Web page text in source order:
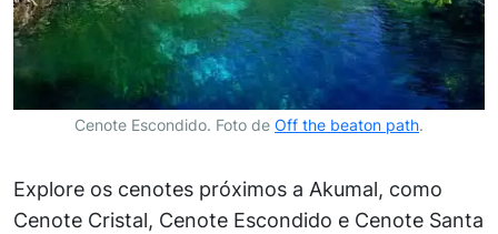
Cenote Escondido. Foto de Off the beaton path.
Explore os cenotes próximos a Akumal, como
Cenote Cristal, Cenote Escondido e Cenote Santa